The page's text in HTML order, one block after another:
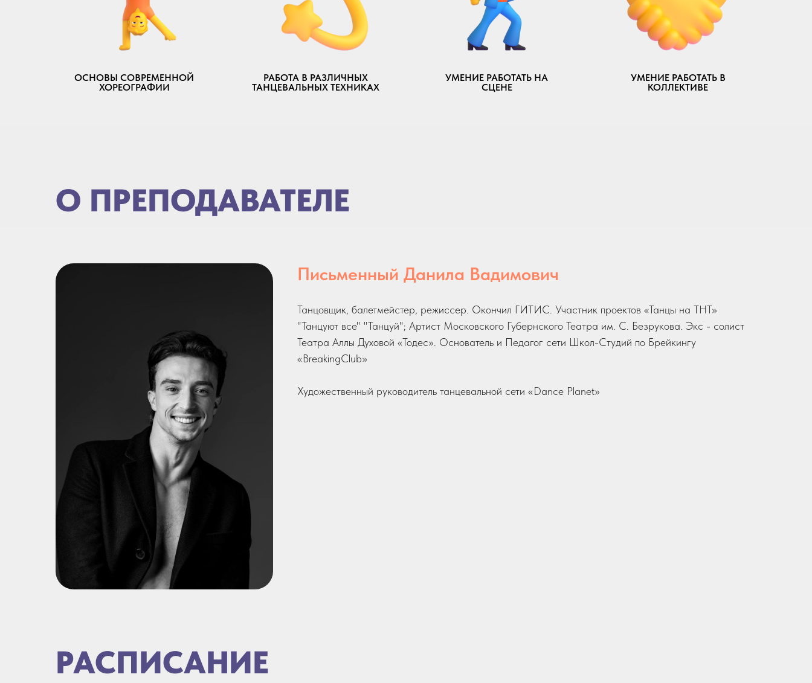
ОСНОВЫ СОВРЕМЕННОЙ
ХОРЕОГРАФИИ
РАБОТА В РАЗЛИЧНЫХ
ТАНЦЕВАЛЬНЫХ ТЕХНИКАХ
УМЕНИЕ РАБОТАТЬ НА
СЦЕНЕ
УМЕНИЕ РАБОТАТЬ В
КОЛЛЕКТИВЕ
О ПРЕПОДАВАТЕЛЕ
Письменный Данила Вадимович
Танцовщик, балетмейстер, режиссер. Окончил ГИТИС. Участник проектов «Танцы на ТНТ»
"Танцуют все" "Танцуй"; Артист Московского Губернского Театра им. С. Безрукова. Экс - солист
Театра Аллы Духовой «Тодес». Основатель и Педагог сети Школ-Студий по Брейкингу
«BreakingClub»
Художественный руководитель танцевальной сети «Dance Planet»
РАСПИСАНИЕ